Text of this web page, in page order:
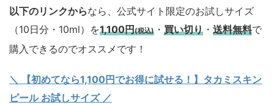
以下のリンクからなら、公式サイト限定のお試しサイズ
（10日分・10ml）を1,100円(税込) ・ 買い切り ・ 送料無料で
購入できるのでオススメです！
＼ 【初めてなら1,100円でお得に試せる！】タカミスキン
ピール お試しサイズ／